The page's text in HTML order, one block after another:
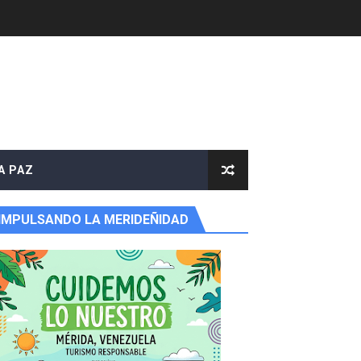
PAZ
IMPULSANDO LA MERIDEÑIDAD